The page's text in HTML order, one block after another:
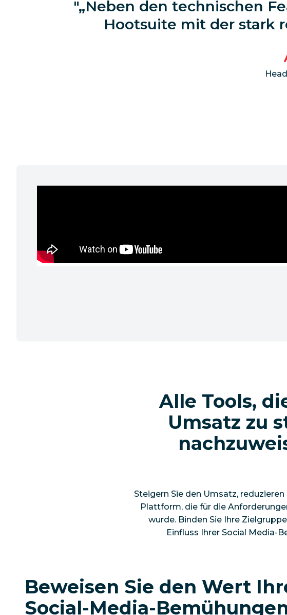
„Neben den technischen
Hootsuite mit der stark
Alle Tools,
Umsatz zu
Steigern Sie den Umsatz,
Plattform, die für die
wurde. Binden Sie Ihre
Einfluss Ihrer Social Media-
Beweisen Sie den Wert
Social-Media-